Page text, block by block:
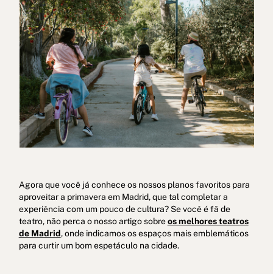
Agora que você já conhece os nossos planos favoritos para
aproveitar a primavera em Madrid, que tal completar a
experiência com um pouco de cultura? Se você é fã de
teatro, não perca o nosso artigo sobreos melhores teatros
de Madrid, onde indicamos os espaços mais emblemáticos
para curtir um bom espetáculo na cidade.